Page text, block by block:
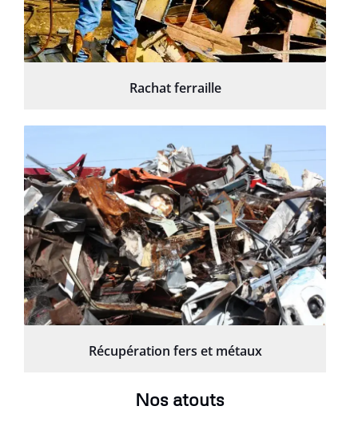
Rachat ferraille
Récupération fers et métaux
Nos atouts